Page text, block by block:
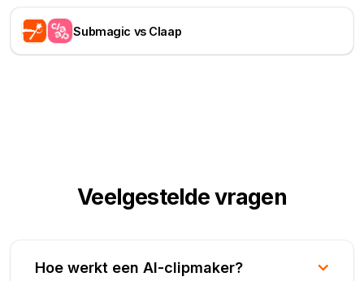
Submagic vs Claap
Veelgestelde vragen
Hoe werkt een AI-clipmaker?